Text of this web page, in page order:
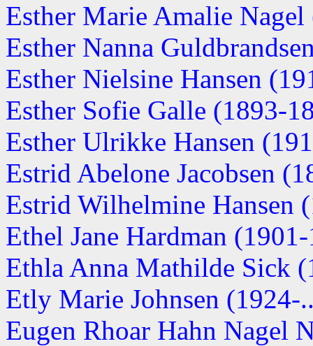
Esther Marie Amalie
Esther Nanna
Esther Nielsine Hansen
Esther Sofie Galle (1893-
Esther Ulrikke Hansen
Estrid Abelone Jacobsen
Estrid Wilhelmine Hansen
Ethel Jane Hardman
Ethla Anna Mathilde Sick
Etly Marie Johnsen (1924-
Eugen Rhoar Hahn Nagel